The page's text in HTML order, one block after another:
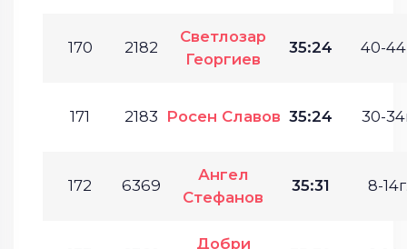
170 2182
Светлозар
Георгиев
35:24 40-
171 2183 Росен Славов 35:24 30-
172 6369
Ангел
Стефанов
35:31 8-
Добри